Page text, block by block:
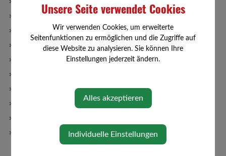
Gemeinde-App
Förderungen
Alleinerziehung
Unsere Seite verwendet Cookies
Wir verwenden Cookies, um erweiterte
Seitenfunktionen zu ermöglichen und die Zugriffe auf
diese Website zu analysieren. Sie können Ihre
Einstellungen jederzeit ändern.
Alles akzeptieren
Individuelle Einstellungen